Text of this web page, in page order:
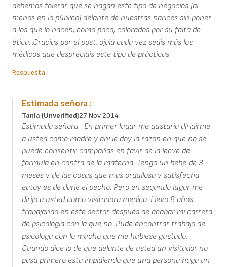
debemos tolerar que se hagan este tipo de negocios (al
menos en lo público) delante de nuestras narices sin poner
a los que lo hacen, como poco, colorados por su falta de
ética...Gracias por el post, ojalá cada vez seáis más los
médicos que despreciáis este tipo de prácticas.
Respuesta
Estimada señora :
Tania (unverified)27 Nov 2014
Estimada señora : En primer lugar me gustaria dirigirme
a usted como madre y ahi le doy la razon en que no se
puede consentir campañas en favir de la lecve de
formula en contra de la materna. Tengo un bebe de 3
meses y de las cosas que mas orgullosa y satisfecha
eatoy es de darle el pecho. Pero en segundo lugar me
dirijo a usted como visitadora medica. Llevo 8 años
trabajando en este sector después de acabar mi carrera
de psicología con la que no. Pude encontrar trabajo de
psicologa con lo mucho que me hubiese gustado.
Cuando dice lo de que delante de usted un visitador no
pasa primero esta impidiendo que una persona haga un